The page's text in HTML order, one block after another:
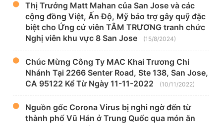
Thị Trưởng Matt Mahan của San Jose và các
cộng đồng Việt, Ấn Độ, Mỹ bảo trợ gây quỹ đặc
biệt cho Ứng cử viên TÂM TRƯƠNG tranh chức
Nghị viên khu vực 8 San Jose
(15/8/2024)
Chúc Mừng Công Ty MAC Khai Trương Chi
Nhánh Tại 2266 Senter Road, Ste 138, San Jose,
CA 95122 Kể Từ Ngày 11-11-2022
(10/11/2022)
Nguồn gốc Corona Virus bị nghi ngờ đến từ
thành phố Vũ Hán ở Trung Quốc qua món ăn